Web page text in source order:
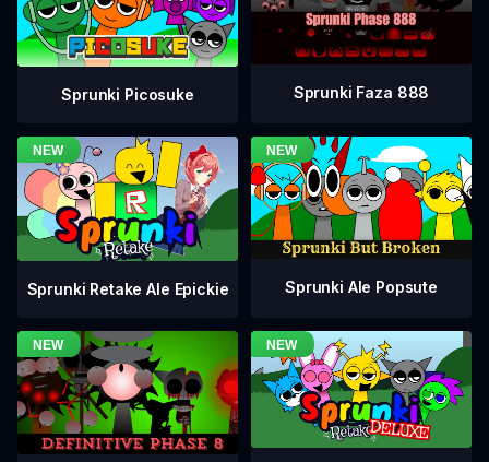
Sprunki Picosuke Sprunki Faza 888
Sprunki Retake Ale Epickie Sprunki Ale Popsute